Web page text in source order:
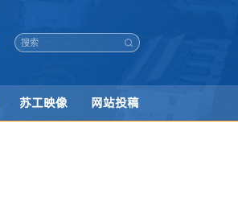
苏工映像 网站投稿